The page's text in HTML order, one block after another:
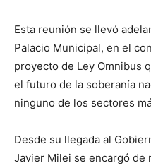
Esta reunión se llevó
Palacio Municipal, en el
proyecto de Ley Omnibus
el futuro de la soberanía
ninguno de los sectores
Desde su llegada al
Javier Milei se encargó